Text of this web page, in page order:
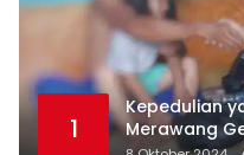
1
Kepedulian
Merawang